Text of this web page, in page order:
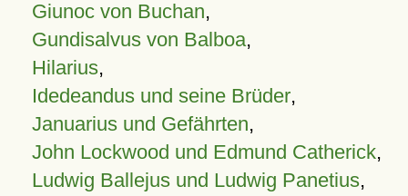
Giunoc von Buchan,
Gundisalvus von Balboa,
Hilarius,
Idedeandus und seine Brüder,
Januarius und Gefährten,
John Lockwood und Edmund Catherick,
Ludwig Ballejus und Ludwig Panetius,